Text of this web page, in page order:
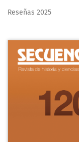
Reseñas 2025